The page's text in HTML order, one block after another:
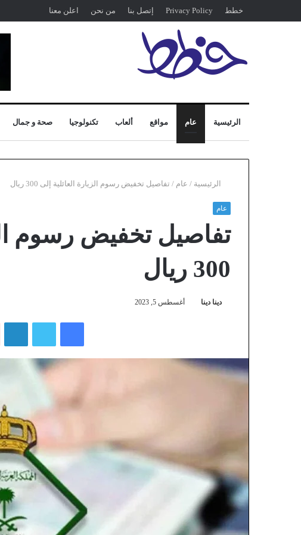
خطط Privacy Policy إتصل بنا من نحن اعلن معنا
الرئيسية عام مواقع ألعاب تكنولوجيا صحة و جمال
الرئيسية / عام / تفاصيل تخفيض رسوم الزيارة العائلية إلى 300 ريال
عام
تفاصيل تخفيض رسوم
300 ريال
دينا دينا أغسطس 5, 2023
فيسبوك